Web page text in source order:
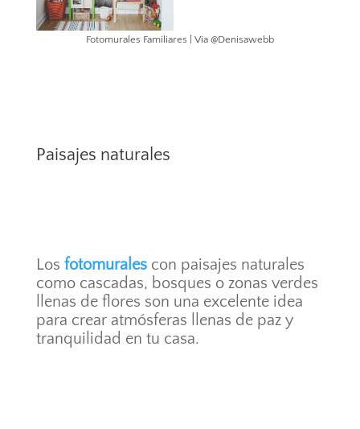
Fotomurales Familiares | Vía @Denisawebb
Paisajes naturales
Los fotomuralescon paisajes naturales
como cascadas, bosques o zonas verdes
llenas de flores son una excelente idea
para crear atmósferas llenas de paz y
tranquilidad en tu casa.